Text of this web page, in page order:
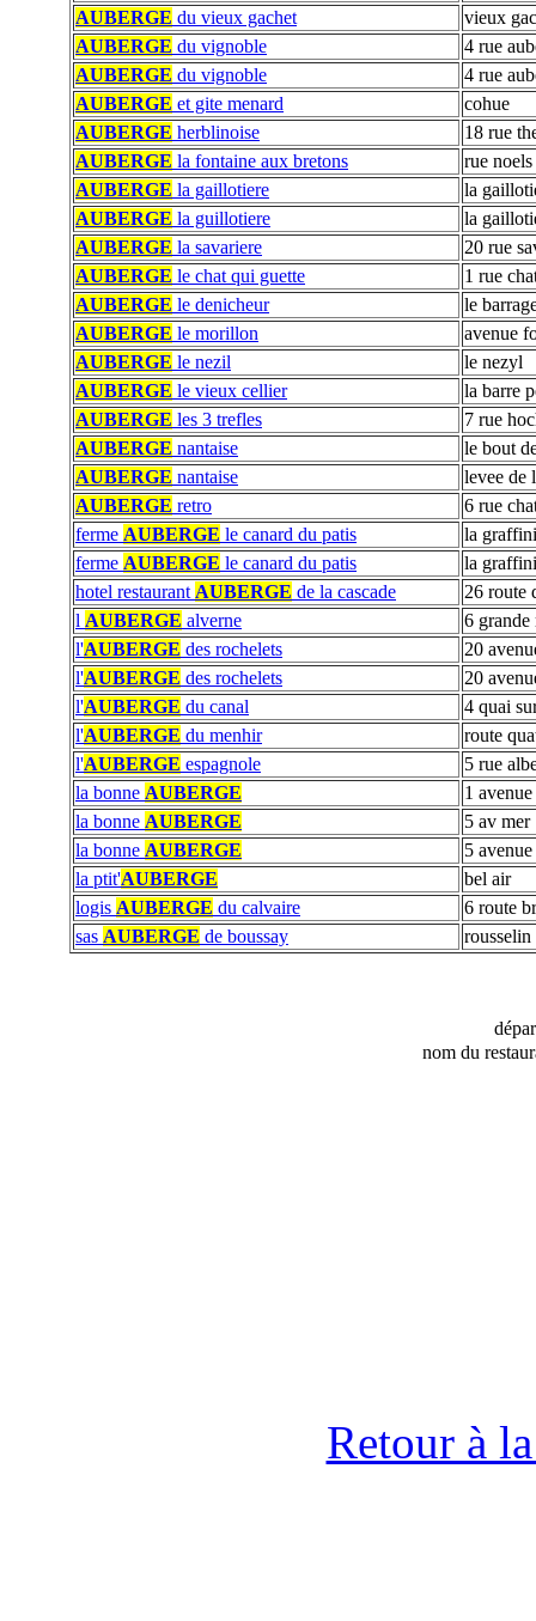
AUBERGE du vieux gachet
vieux
AUBERGE du vignoble
4 rue
AUBERGE du vignoble
4 rue
AUBERGE et gite menard
cohue
AUBERGE herblinoise
18 rue
AUBERGE la fontaine aux bretons
rue noels
AUBERGE la gaillotiere
la
AUBERGE la guillotiere
la
AUBERGE la savariere
20 rue
AUBERGE le chat qui guette
1 rue
AUBERGE le denicheur
le
AUBERGE le morillon
avenue
AUBERGE le nezil
le nezyl
AUBERGE le vieux cellier
la barre
AUBERGE les 3 trefles
7 rue
AUBERGE nantaise
le bout
AUBERGE nantaise
levee de
AUBERGE retro
6 rue
ferme AUBERGE le canard du patis
la
ferme AUBERGE le canard du patis
la
hotel restaurant AUBERGE de la cascade
26 route
l AUBERGE alverne
6 grande
l'AUBERGE des rochelets
20
l'AUBERGE des rochelets
20
l'AUBERGE du canal
4 quai
l'AUBERGE du menhir
route
l'AUBERGE espagnole
5 rue
la bonne AUBERGE
1
la bonne AUBERGE
5 av mer
la bonne AUBERGE
5
la ptit'AUBERGE
bel air
logis AUBERGE du calvaire
6 route
sas AUBERGE de boussay rousselin
nom du
Retour à